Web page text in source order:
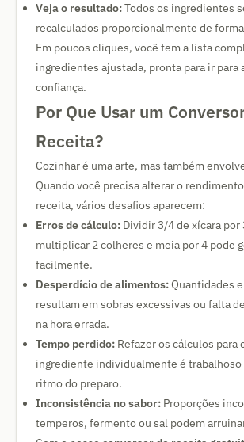
Veja o resultado:Todos os ingredientes
recalculados proporcionalmente de
Em poucos cliques, você tem a lista
ingredientes ajustada, pronta para ir para
confiança.
Por Que Usar um
Receita?
Cozinhar é uma arte, mas também
Quando você precisa alterar o
receita, vários desafios aparecem:
Erros de cálculo: Dividir 3/4 de xícara por
multiplicar 2 colheres e meia por 4 pode
facilmente.
Desperdício de alimentos:Quantidades
resultam em sobras excessivas ou falta
na hora errada.
Tempo perdido: Refazer os cálculos para
ingrediente individualmente é
ritmo do preparo.
Inconsistência no sabor: Proporções
temperos, fermento ou sal podem